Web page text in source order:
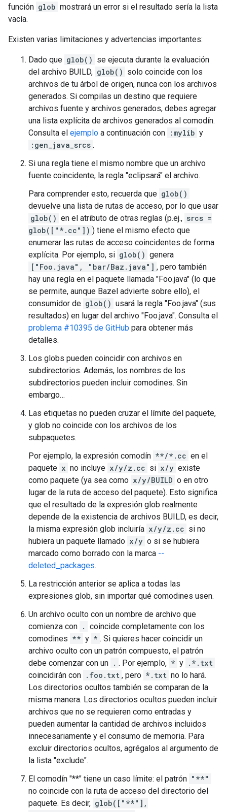
función glob mostrará un error si el resultado sería la lista
vacía.
Existen varias limitaciones y advertencias importantes:
Dado que glob() se ejecuta durante la evaluación
del archivo BUILD, glob() solo coincide con los
archivos de tu árbol de origen, nunca con los archivos
generados. Si compilas un destino que requiere
archivos fuente y archivos generados, debes agregar
una lista explícita de archivos generados al comodín.
Consulta el ejemplo a continuación con :mylib y
:gen_java_srcs .
Si una regla tiene el mismo nombre que un archivo
fuente coincidente, la regla "eclipsará" el archivo.
Para comprender esto, recuerda que glob()
devuelve una lista de rutas de acceso, por lo que usar
glob() en el atributo de otras reglas (p.ej., srcs =
glob(["*.cc"]) ) tiene el mismo efecto que
enumerar las rutas de acceso coincidentes de forma
explícita. Por ejemplo, si glob() genera
["Foo.java", "bar/Baz.java"] , pero también
hay una regla en el paquete llamada "Foo.java" (lo que
se permite, aunque Bazel advierte sobre ello), el
consumidor de glob() usará la regla "Foo.java" (sus
resultados) en lugar del archivo "Foo.java". Consulta el
problema #10395 de GitHub para obtener más
detalles.
Los globs pueden coincidir con archivos en
subdirectorios. Además, los nombres de los
subdirectorios pueden incluir comodines. Sin
embargo…
Las etiquetas no pueden cruzar el límite del paquete,
y glob no coincide con los archivos de los
subpaquetes.
Por ejemplo, la expresión comodín **/*.cc en el
paquete x no incluye x/y/z.cc si x/y existe
como paquete (ya sea como x/y/BUILD o en otro
lugar de la ruta de acceso del paquete). Esto significa
que el resultado de la expresión glob realmente
depende de la existencia de archivos BUILD, es decir,
la misma expresión glob incluiría x/y/z.cc si no
hubiera un paquete llamado x/y o si se hubiera
marcado como borrado con la marca --
deleted_packages.
La restricción anterior se aplica a todas las
expresiones glob, sin importar qué comodines usen.
Un archivo oculto con un nombre de archivo que
comienza con . coincide completamente con los
comodines ** y * . Si quieres hacer coincidir un
archivo oculto con un patrón compuesto, el patrón
debe comenzar con un . . Por ejemplo, * y .*.txt
coincidirán con .foo.txt , pero *.txt no lo hará.
Los directorios ocultos también se comparan de la
misma manera. Los directorios ocultos pueden incluir
archivos que no se requieren como entradas y
pueden aumentar la cantidad de archivos incluidos
innecesariamente y el consumo de memoria. Para
excluir directorios ocultos, agrégalos al argumento de
la lista "exclude".
El comodín "**" tiene un caso límite: el patrón "**"
no coincide con la ruta de acceso del directorio del
paquete. Es decir, glob(["**"],